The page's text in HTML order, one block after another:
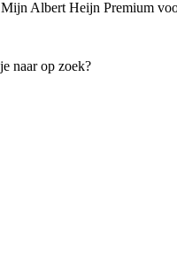
Mijn Albert Heijn Premium